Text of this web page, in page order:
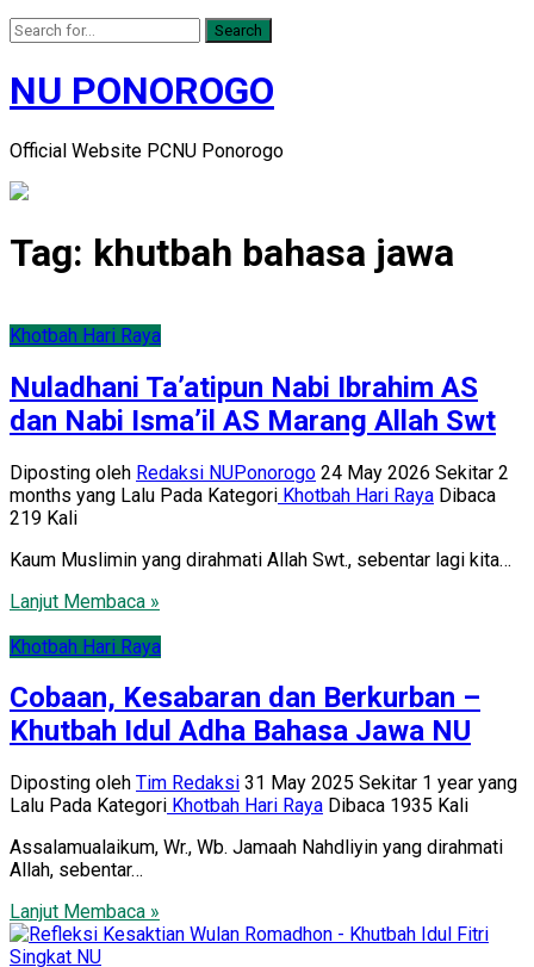
Search
NU PONOROGO
Official Website PCNU Ponorogo
Tag: khutbah bahasa jawa
Khotbah Hari Raya
Nuladhani Ta’atipun Nabi Ibrahim AS
dan Nabi Isma’il AS Marang Allah Swt
Diposting oleh Redaksi NUPonorogo 24 May 2026 Sekitar 2
months yang Lalu Pada Kategori Khotbah Hari Raya Dibaca
219 Kali
Kaum Muslimin yang dirahmati Allah Swt., sebentar lagi kita…
Lanjut Membaca »
Khotbah Hari Raya
Cobaan, Kesabaran dan Berkurban –
Khutbah Idul Adha Bahasa Jawa NU
Diposting oleh Tim Redaksi 31 May 2025 Sekitar 1 year yang
Lalu Pada Kategori Khotbah Hari Raya Dibaca 1935 Kali
Assalamualaikum, Wr., Wb. Jamaah Nahdliyin yang dirahmati
Allah, sebentar…
Lanjut Membaca »